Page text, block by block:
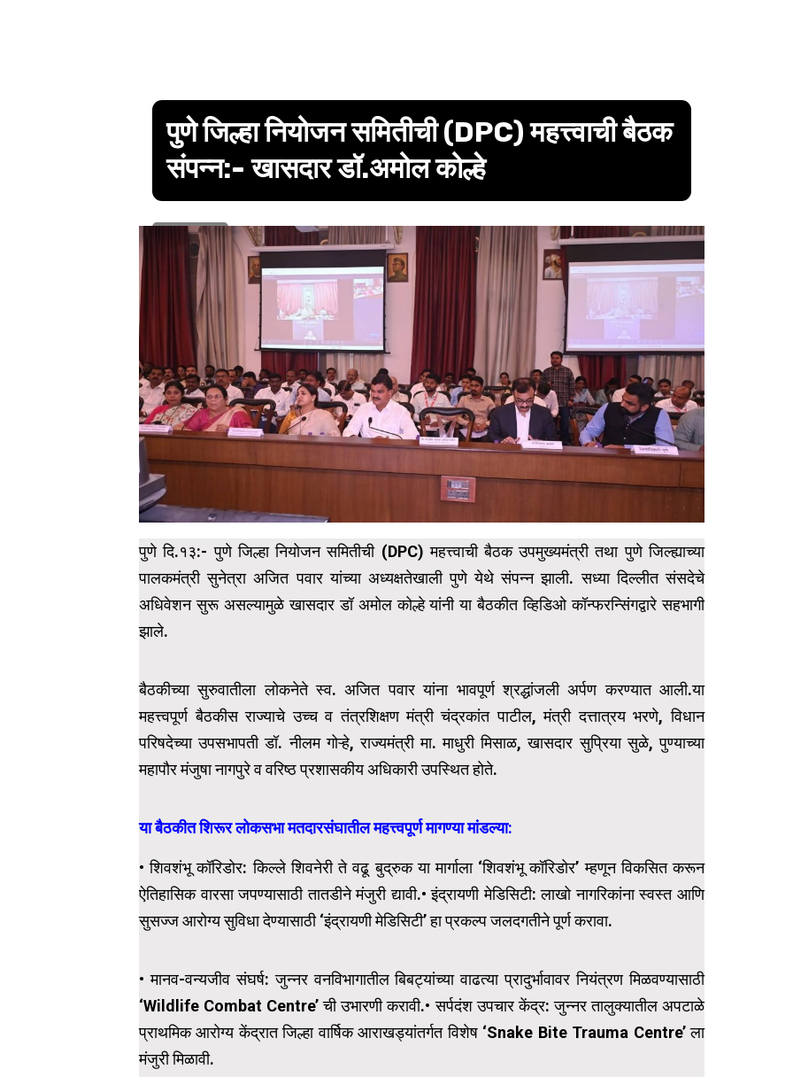
पुणे जिल्हा नियोजन समितीची (DPC) महत्त्वाची बैठक
संपन्न:- खासदार डॉ.अमोल कोल्हे
1 min read
पुणे दि.१३:- पुणे जिल्हा नियोजन समितीची (DPC) महत्त्वाची बैठक उपमुख्यमंत्री तथा पुणे जिल्ह्याच्या
पालकमंत्री सुनेत्रा अजित पवार यांच्या अध्यक्षतेखाली पुणे येथे संपन्न झाली. सध्या दिल्लीत संसदेचे
अधिवेशन सुरू असल्यामुळे खासदार डॉ अमोल कोल्हे यांनी या बैठकीत व्हिडिओ कॉन्फरन्सिंगद्वारे सहभागी
झाले.
बैठकीच्या सुरुवातीला लोकनेते स्व. अजित पवार यांना भावपूर्ण श्रद्धांजली अर्पण करण्यात आली.या
महत्त्वपूर्ण बैठकीस राज्याचे उच्च व तंत्रशिक्षण मंत्री चंद्रकांत पाटील, मंत्री दत्तात्रय भरणे, विधान
परिषदेच्या उपसभापती डॉ. नीलम गोऱ्हे, राज्यमंत्री मा. माधुरी मिसाळ, खासदार सुप्रिया सुळे, पुण्याच्या
महापौर मंजुषा नागपुरे व वरिष्ठ प्रशासकीय अधिकारी उपस्थित होते.
या बैठकीत शिरूर लोकसभा मतदारसंघातील महत्त्वपूर्ण मागण्या मांडल्या:
• शिवशंभू कॉरिडोर: किल्ले शिवनेरी ते वढू बुद्रुक या मार्गाला ‘शिवशंभू कॉरिडोर’ म्हणून विकसित करून
ऐतिहासिक वारसा जपण्यासाठी तातडीने मंजुरी द्यावी.• इंद्रायणी मेडिसिटी: लाखो नागरिकांना स्वस्त आणि
सुसज्ज आरोग्य सुविधा देण्यासाठी ‘इंद्रायणी मेडिसिटी’ हा प्रकल्प जलदगतीने पूर्ण करावा.
• मानव-वन्यजीव संघर्ष: जुन्नर वनविभागातील बिबट्यांच्या वाढत्या प्रादुर्भावावर नियंत्रण मिळवण्यासाठी
‘Wildlife Combat Centre’ ची उभारणी करावी.• सर्पदंश उपचार केंद्र: जुन्नर तालुक्यातील अपटाळे
प्राथमिक आरोग्य केंद्रात जिल्हा वार्षिक आराखड्यांतर्गत विशेष ‘Snake Bite Trauma Centre’ ला
मंजुरी मिळावी.